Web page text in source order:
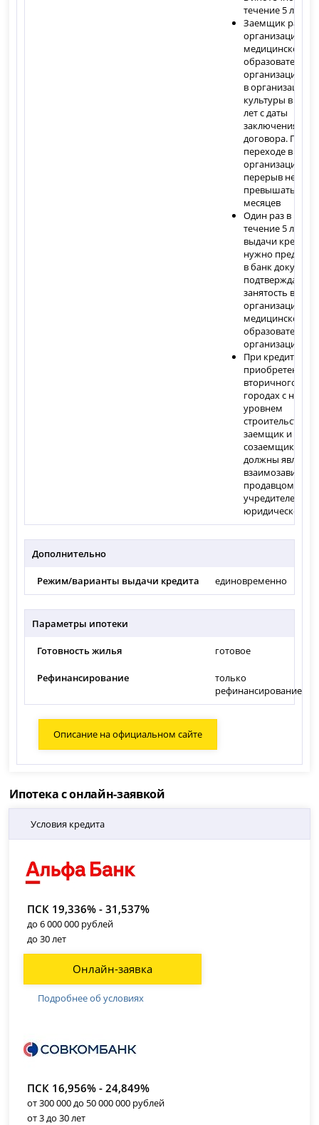
течение 5 лет
Заемщик
организации
медицинской
организации, а
в организации
культуры в
лет с даты
заключения
договора. При
переходе в
организацию
перерыв не
превышать 6
месяцев
Один раз в год в
течение 5 лет с
выдачи кредита
нужно
в банк
занятость в
организации
медицинской
организации
При
приобретение
вторичного
городах с
уровнем
строительства,
заемщик и
созаемщик не
должны
продавцом либо
учредителем
юридического
Дополнительно
Режим/варианты выдачи кредита единовременно
Параметры ипотеки
Готовность жилья готовое
Рефинансирование
только
рефинансирование
Описание на официальном сайте
Ипотека с онлайн-заявкой
Условия кредита
ПСК 19,336% - 31,537%
до 6 000 000 рублей
до 30 лет
Онлайн-заявка
Подробнее об условиях
ПСК 16,956% - 24,849%
от 300 000 до 50 000 000 рублей
от 3 до 30 лет